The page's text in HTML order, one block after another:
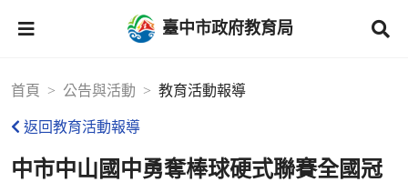
臺中市政府教育局
首頁 公告與活動 教育活動報導
返回教育活動報導
中市中山國中勇奪棒球硬式聯賽全國冠